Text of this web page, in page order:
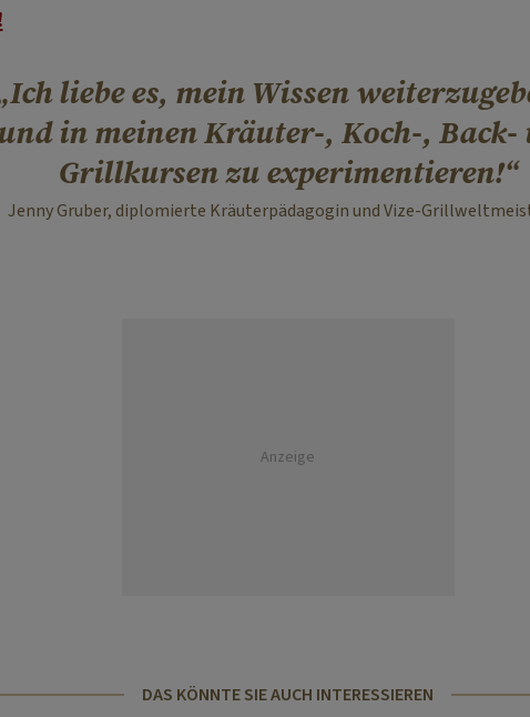
Ich liebe es, mein Wissen
und in meinen Kräuter-, Koch-, Back-
Grillkursen zu experimentieren!
Jenny Gruber, diplomierte Kräuterpädagogin und Vize-
Anzeige
DAS KÖNNTE SIE AUCH INTERESSIEREN